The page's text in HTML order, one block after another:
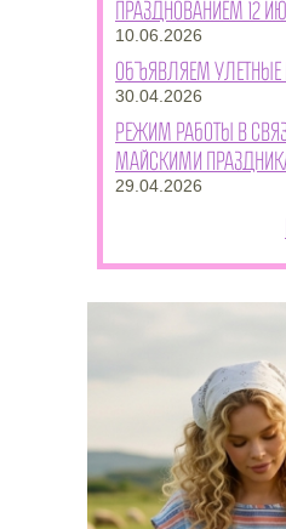
празднованием 12
10.06.2026
Объявляем улетные
30.04.2026
Режим работы в
майскими
29.04.2026